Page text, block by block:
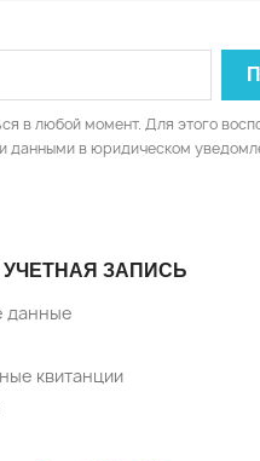
в любой момент. Для этого
данными в юридическом
ЗАПИСЬ
данные
квитанции